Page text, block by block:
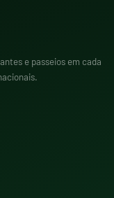
e passeios em cada